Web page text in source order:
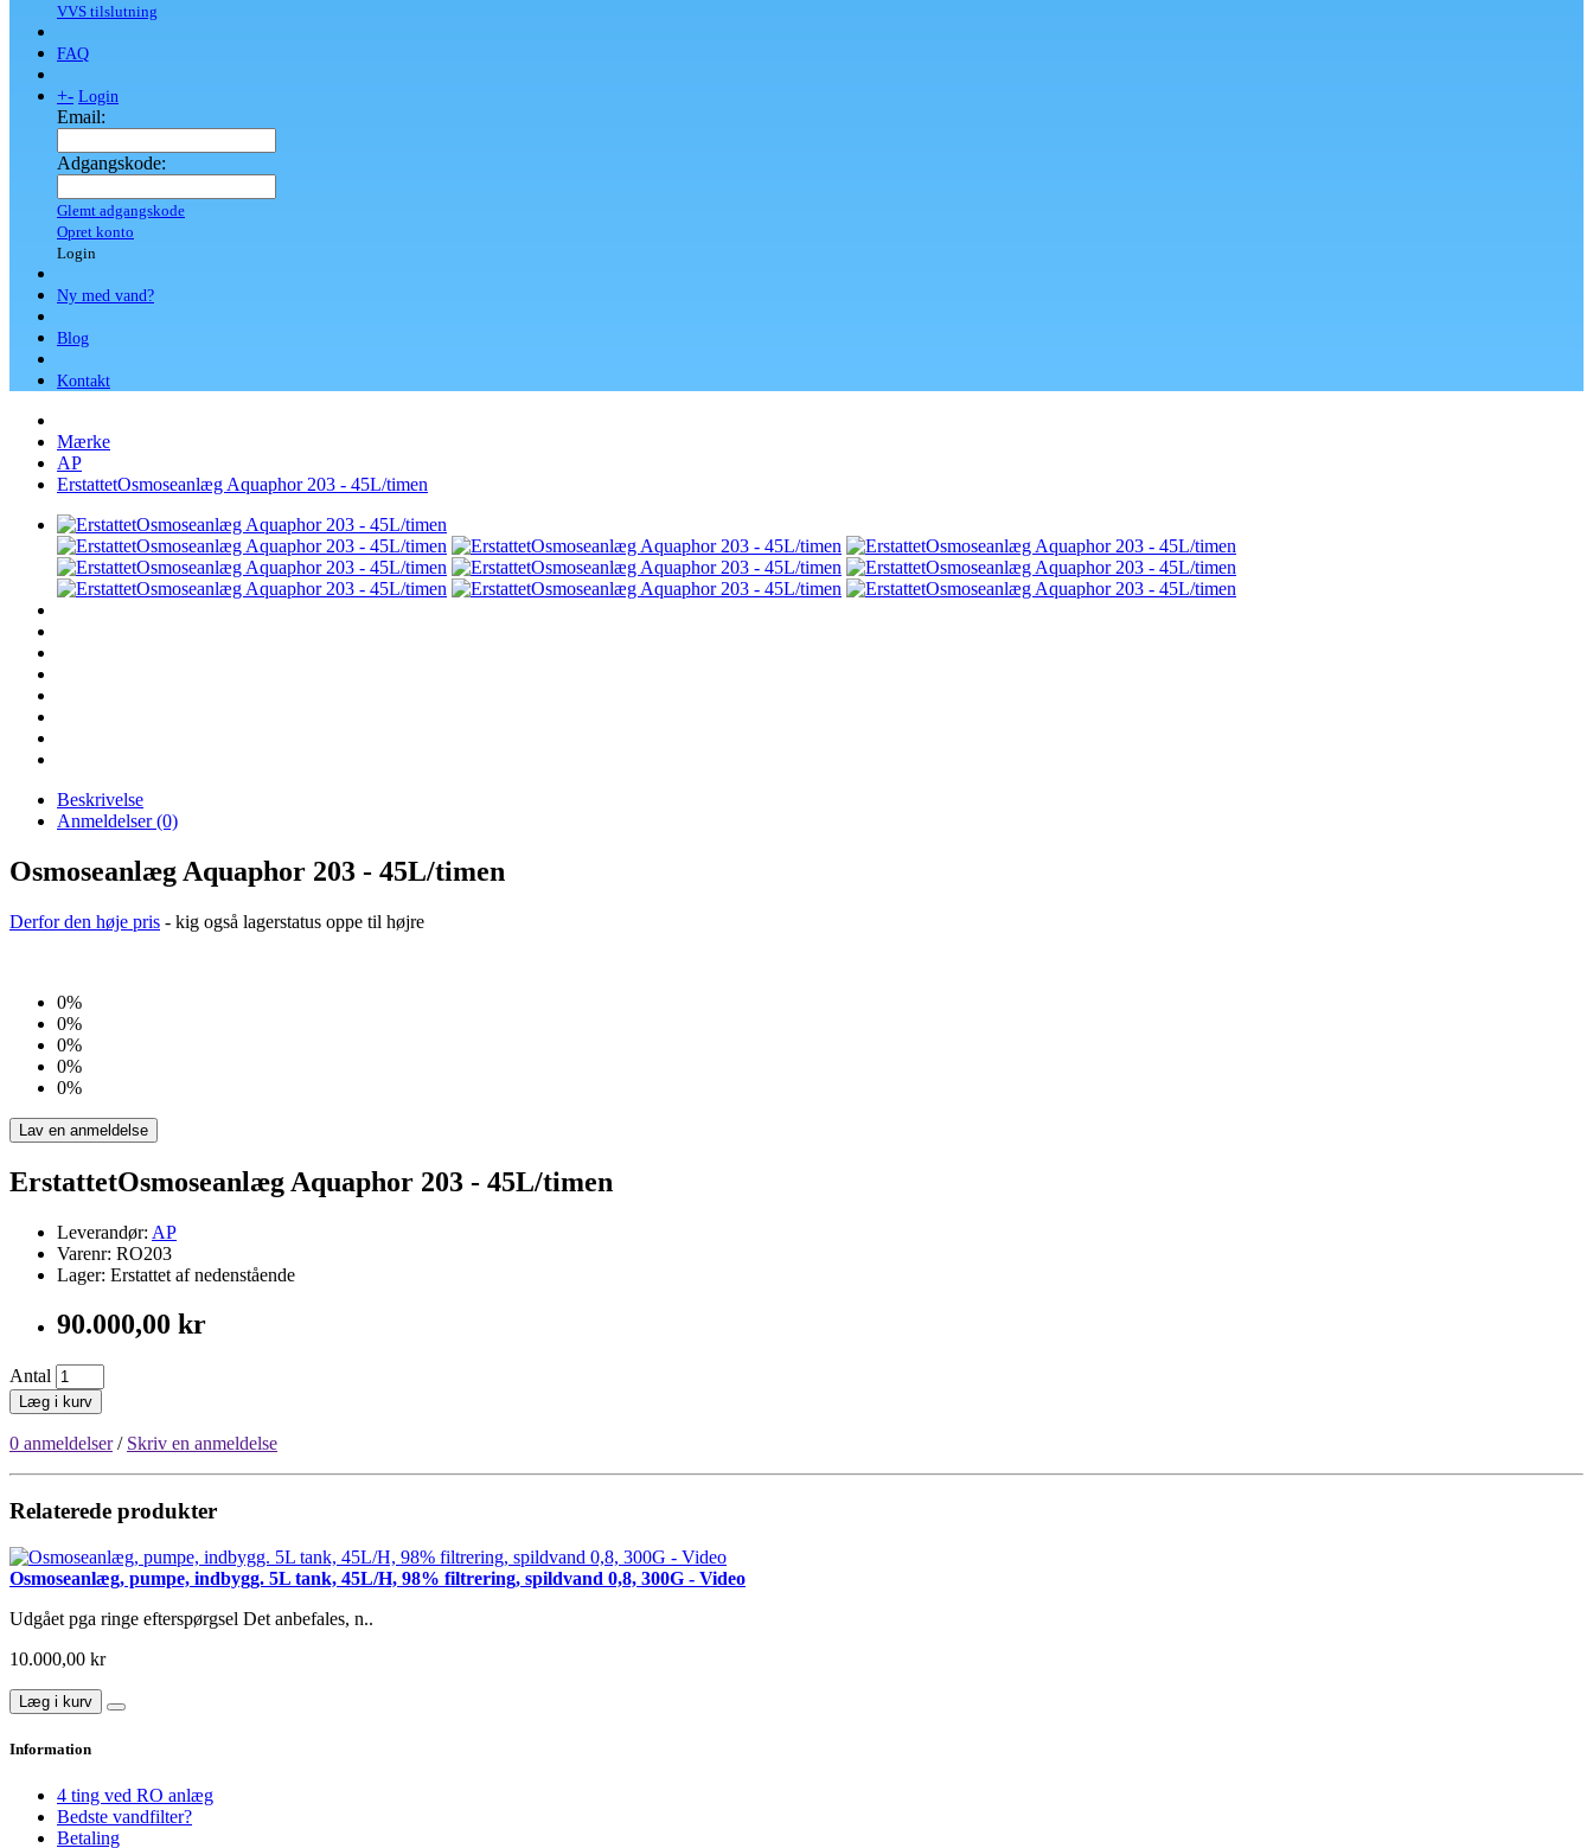
VVS tilslutning
FAQ
+- Login
Email:
Adgangskode:
Glemt adgangskode
Opret konto
Login
Ny med vand?
Blog
Kontakt
Mærke
AP
ErstattetOsmoseanlæg Aquaphor 203 - 45L/timen
Beskrivelse
Anmeldelser (0)
Osmoseanlæg Aquaphor 203 - 45L/timen
Derfor den høje pris - kig også lagerstatus oppe til højre
0%
0%
0%
0%
0%
Lav en anmeldelse
ErstattetOsmoseanlæg Aquaphor 203 - 45L/timen
Leverandør: AP
Varenr: RO203
Lager: Erstattet af nedenstående
90.000,00 kr
Antal
Læg i kurv
0 anmeldelser/ Skriv en anmeldelse
Relaterede produkter
Osmoseanlæg, pumpe, indbygg. 5L tank, 45L/H, 98% filtrering, spildvand 0,8, 300G - Video
Udgået pga ringe efterspørgsel Det anbefales, n..
10.000,00 kr
Læg i kurv
Information
4 ting ved RO anlæg
Bedste vandfilter?
Betaling